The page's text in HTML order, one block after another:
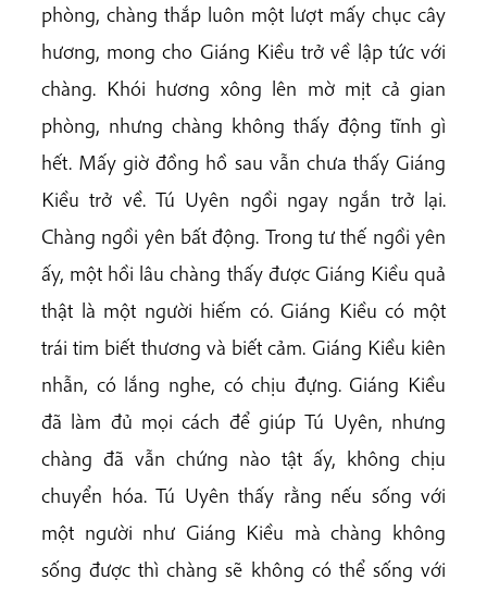
phòng, chàng thắp luôn một lượt mấy chục cây
hương, mong cho Giáng Kiều trở về lập tức với
chàng. Khói hương xông lên mờ mịt cả gian
phòng, nhưng chàng không thấy động tĩnh gì
hết. Mấy giờ đồng hồ sau vẫn chưa thấy Giáng
Kiều trở về. Tú Uyên ngồi ngay ngắn trở lại.
Chàng ngồi yên bất động. Trong tư thế ngồi yên
ấy, một hồi lâu chàng thấy được Giáng Kiều quả
thật là một người hiếm có. Giáng Kiều có một
trái tim biết thương và biết cảm. Giáng Kiều kiên
nhẫn, có lắng nghe, có chịu đựng. Giáng Kiều
đã làm đủ mọi cách để giúp Tú Uyên, nhưng
chàng đã vẫn chứng nào tật ấy, không chịu
chuyển hóa. Tú Uyên thấy rằng nếu sống với
một người như Giáng Kiều mà chàng không
sống được thì chàng sẽ không có thể sống với